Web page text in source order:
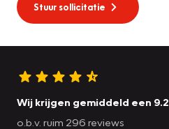
Stuur sollicitatie
Wij krijgen gemiddeld een 9.2
o.b.v. ruim 296 reviews